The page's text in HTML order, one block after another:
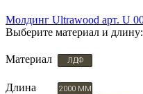
Молдинг Ultrawood арт. U
Выберите материал и длину:
Материал ЛДФ
Длина 2000 ММ